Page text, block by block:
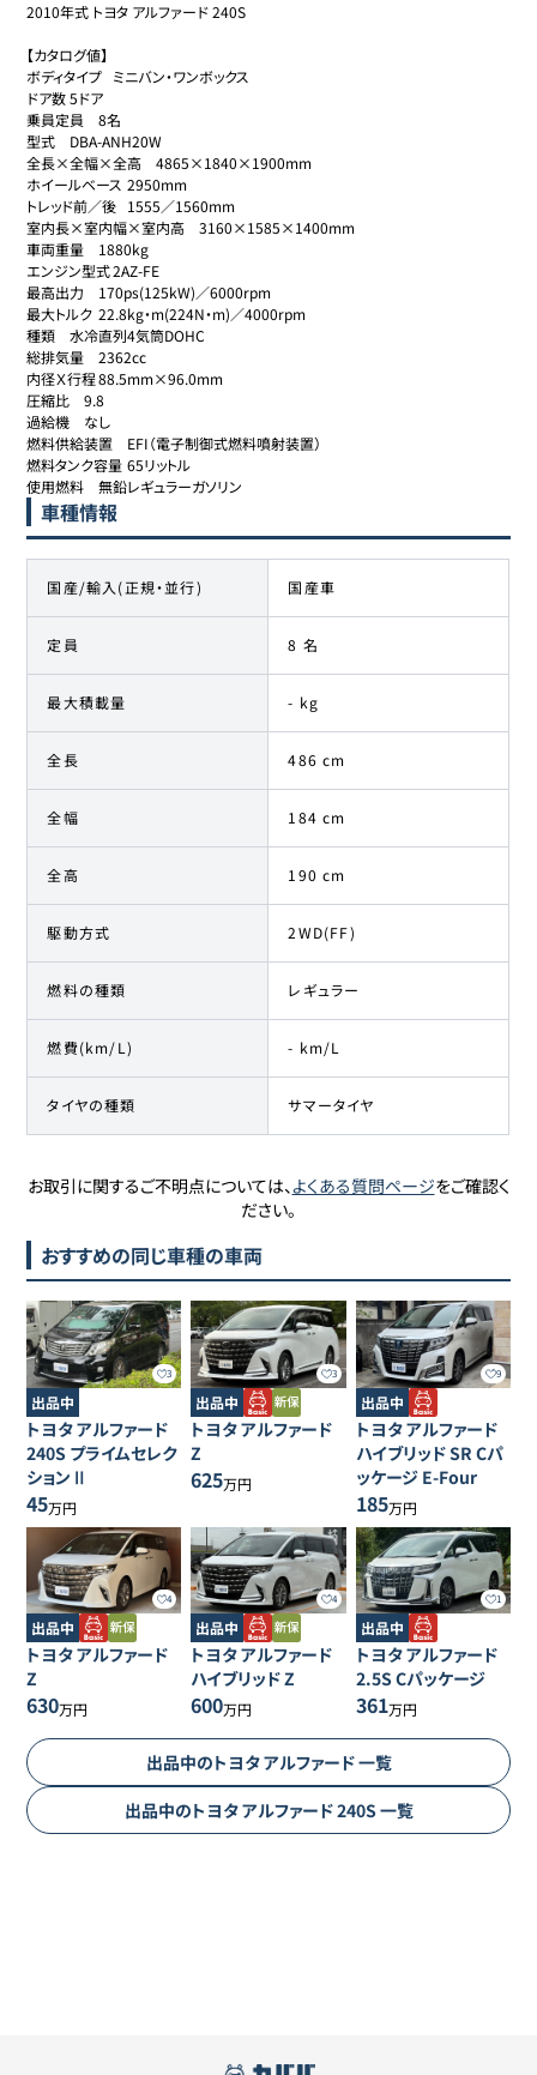
2010年式 トヨタ アルファード 240S
【カタログ値】
ボディタイプ	ミニバン・ワンボックス
ドア数	5ドア
乗員定員	8名
型式	DBA-ANH20W
全長×全幅×全高	4865×1840×1900mm
ホイールベース	2950mm
トレッド前／後	1555／1560mm
室内長×室内幅×室内高	3160×1585×1400mm
車両重量	1880kg
エンジン型式	2AZ-FE
最高出力	170ps(125kW)／6000rpm
最大トルク	22.8kg・m(224N・m)／4000rpm
種類	水冷直列4気筒DOHC
総排気量	2362cc
内径Ｘ行程	88.5mm×96.0mm
圧縮比	9.8
過給機	なし
燃料供給装置	EFI（電子制御式燃料噴射装置）
燃料タンク容量	65リットル
使用燃料	無鉛レギュラーガソリン
車種情報
国産/輸入(正規・並行) 国産車
定員 8 名
最大積載量 - kg
全長 486 cm
全幅 184 cm
全高 190 cm
駆動方式 2WD(FF)
燃料の種類 レギュラー
燃費(km/L) - km/L
タイヤの種類 サマータイヤ
お取引に関するご不明点については、よくある質問ページをご確認く
ださい。
おすすめの同じ車種の車両
3
出品中
トヨタアルファード
240S プライムセレク
ションⅡ
45万円
3
出品中
トヨタアルファード
Z
625万円
9
出品中
トヨタアルファード
ハイブリッド SR Cパ
ッケージ E-Four
185万円
4
出品中
トヨタアルファード
Z
630万円
4
出品中
トヨタアルファード
ハイブリッド Z
600万円
1
出品中
トヨタアルファード
2.5S Cパッケージ
361万円
出品中のトヨタアルファード一覧
出品中のトヨタアルファード240S一覧